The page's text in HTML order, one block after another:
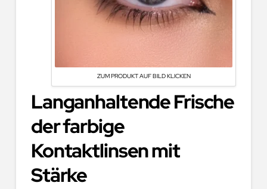
ZUM PRODUKT AUF BILD KLICKEN
Langanhaltende Frische
der farbige
Kontaktlinsen mit
Stärke